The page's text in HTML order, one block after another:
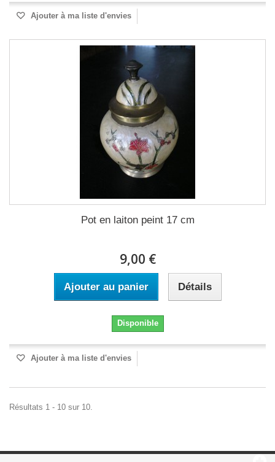
Ajouter à ma liste d'envies
Pot en laiton peint 17 cm
9,00 €
Ajouter au panier Détails
Disponible
Ajouter à ma liste d'envies
Résultats 1 - 10 sur 10.